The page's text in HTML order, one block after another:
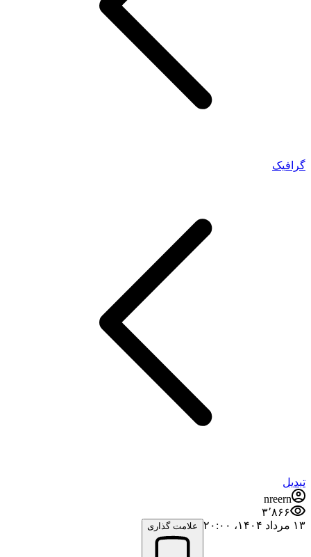
گرافیک
تبدیل
nreern
۳٬۸۶۶
۱۳ مرداد ۱۴۰۴،‏ ۲۰:۰۰
علامت گذاری